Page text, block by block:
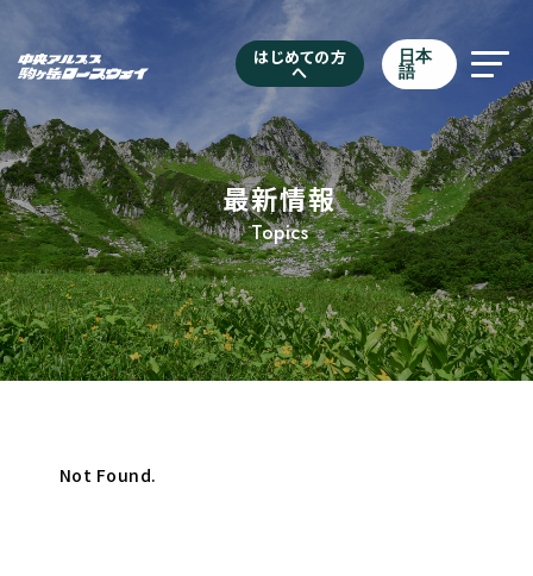
はじめての方
へ
日本
語
最新情報
Topics
Not Found.